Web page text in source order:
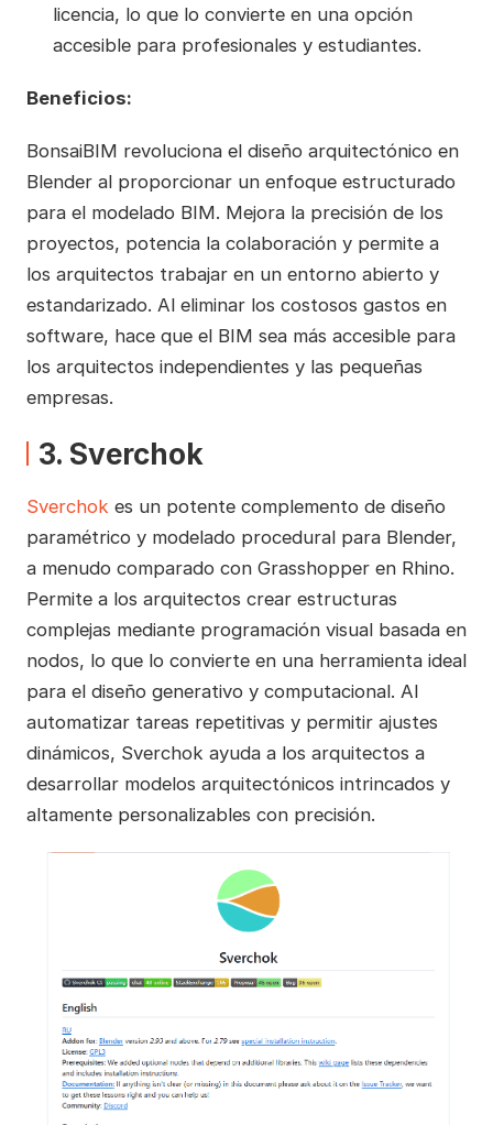
licencia, lo que lo convierte en una opción
accesible para profesionales y estudiantes.
Beneficios:
BonsaiBIM revoluciona el diseño arquitectónico en
Blender al proporcionar un enfoque estructurado
para el modelado BIM. Mejora la precisión de los
proyectos, potencia la colaboración y permite a
los arquitectos trabajar en un entorno abierto y
estandarizado. Al eliminar los costosos gastos en
software, hace que el BIM sea más accesible para
los arquitectos independientes y las pequeñas
empresas.
3. Sverchok
Sverchok es un potente complemento de diseño
paramétrico y modelado procedural para Blender,
a menudo comparado con Grasshopper en Rhino.
Permite a los arquitectos crear estructuras
complejas mediante programación visual basada en
nodos, lo que lo convierte en una herramienta ideal
para el diseño generativo y computacional. Al
automatizar tareas repetitivas y permitir ajustes
dinámicos, Sverchok ayuda a los arquitectos a
desarrollar modelos arquitectónicos intrincados y
altamente personalizables con precisión.